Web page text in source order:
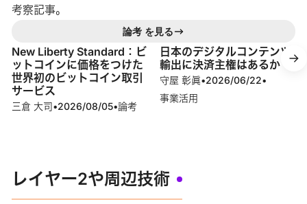
考察記事。
論考 を見る
New Liberty Standard：ビ
ットコインに価格をつけた
世界初のビットコイン取引
サービス
三倉 大司•2026/08/05•論考
日本のデジタルコンテンツ
輸出に決済主権はあるか
守屋 彰眞•2026/06/22•
事業活用
レイヤー2や周辺技術